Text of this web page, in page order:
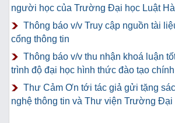
người học của Trường Đại học Luật
Thông báo v/v Truy cập nguồn tài
cổng thông tin
Thông báo v/v thu nhận khoá luận
trình độ đại học hình thức đào tạo
Thư Cảm Ơn tới tác giả gửi tặng
nghệ thông tin và Thư viện Trường Đại